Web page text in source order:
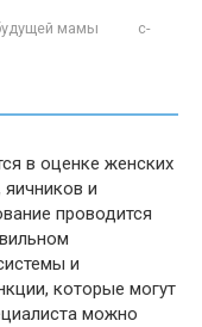
мамы
c-
в оценке женских
и
проводится
и
которые могут
можно